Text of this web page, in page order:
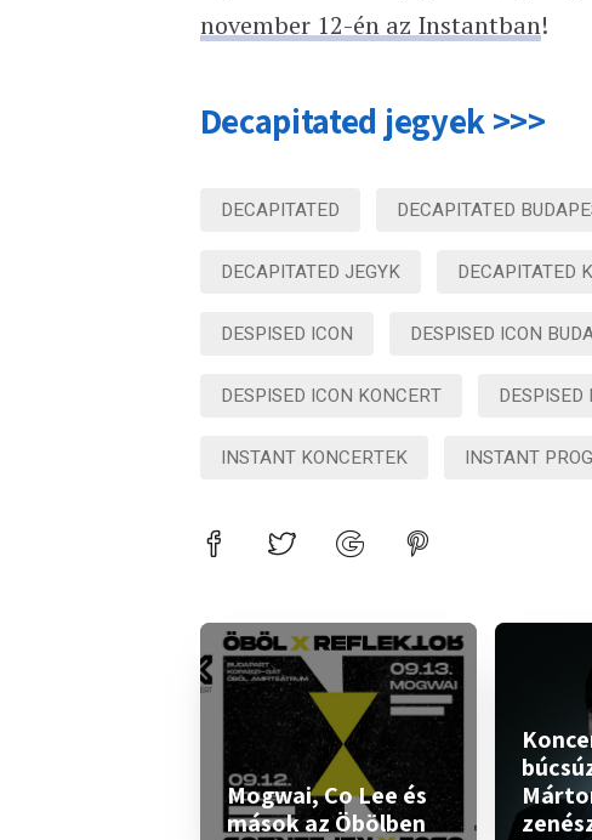
november 12-én az Instantban!
Decapitated jegyek >>>
DECAPITATED DECAPITATED
DECAPITATED JEGYK DECAPITATED
DESPISED ICON DESPISED ICON
DESPISED ICON KONCERT DESPISED
INSTANT KONCERTEK INSTANT
Mogwai, Co Lee és
mások az Öbölben